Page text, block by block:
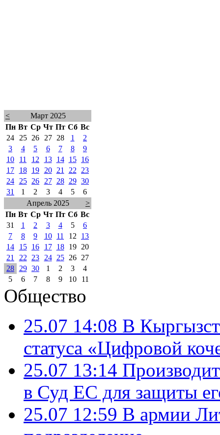
<
Март 2025
Пн Вт Ср Чт Пт Сб Вс
24
25 26 27 28 1
2
3
4 5 6 7 8
9
10
11 12 13 14 15
16
17
18 19 20 21 22
23
24
25 26 27 28 29 30
31
1 2 3 4 5
6
Апрель 2025
>
Пн Вт Ср Чт Пт Сб Вс
31
1 2 3 4 5
6
7
8 9 10 11 12
13
14
15 16 17 18 19
20
21
22 23 24 25 26
27
28
29 30 1 2 3
4
5
6 7 8 9 10 11
Общество
25.07 14:08 В
статуса «Цифровой
25.07 13:14
в Суд ЕС для защиты
25.07 12:59 В армии